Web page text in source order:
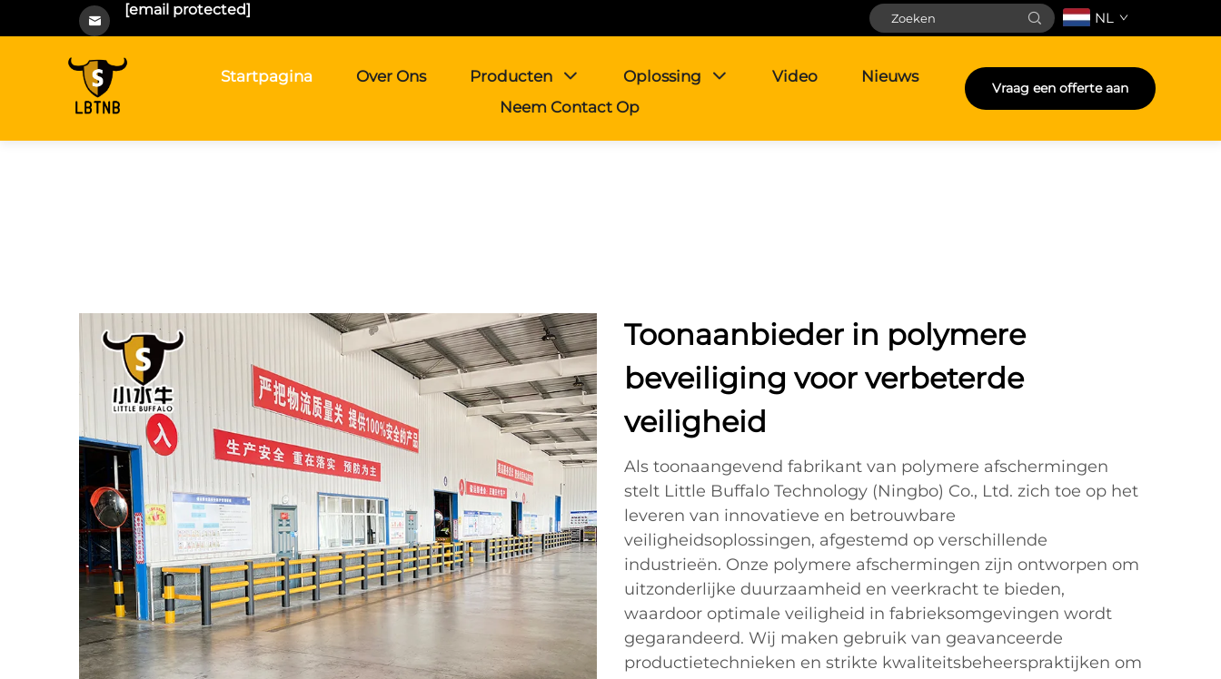
[email protected] NL
Startpagina Over Ons Producten Oplossing Video
Nieuws
Neem Contact Op
Vraag een offerte aan
Toonaanbieder in polymere
beveiliging voor verbeterde
veiligheid
Als toonaangevend fabrikant van polymere afschermingen
stelt Little Buffalo Technology (Ningbo) Co., Ltd. zich toe op het
leveren van innovatieve en betrouwbare
veiligheidsoplossingen, afgestemd op verschillende
industrieën. Onze polymere afschermingen zijn ontworpen om
uitzonderlijke duurzaamheid en veerkracht te bieden,
waardoor optimale veiligheid in fabrieksomgevingen wordt
gegarandeerd. Wij maken gebruik van geavanceerde
productietechnieken en strikte kwaliteitsbeheerspraktijken om